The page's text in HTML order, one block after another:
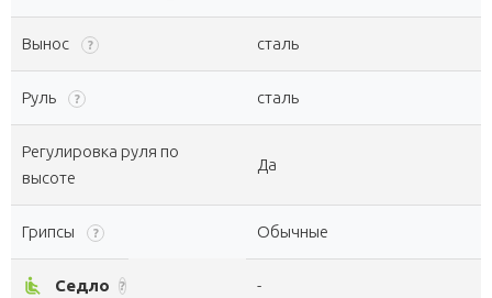
Вынос ? сталь
Руль ? сталь
Регулировка руля по
высоте
Да
Грипсы ? Обычные
airline_seat_recline_normal Седло ? -